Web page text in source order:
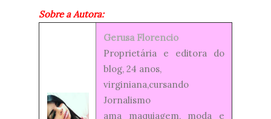
Sobre a Autora:
Gerusa Florencio
Proprietária e editora do
blog, 24 anos,
virginiana,cursando
Jornalismo
ama maquiagem, moda e